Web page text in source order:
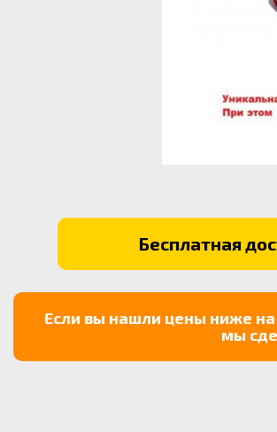
Бесплатная
Если вы нашли цены ниже
мы